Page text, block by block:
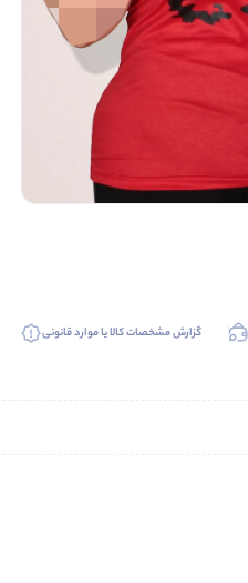
گزارش مشخصات کالا یا موارد قانونی